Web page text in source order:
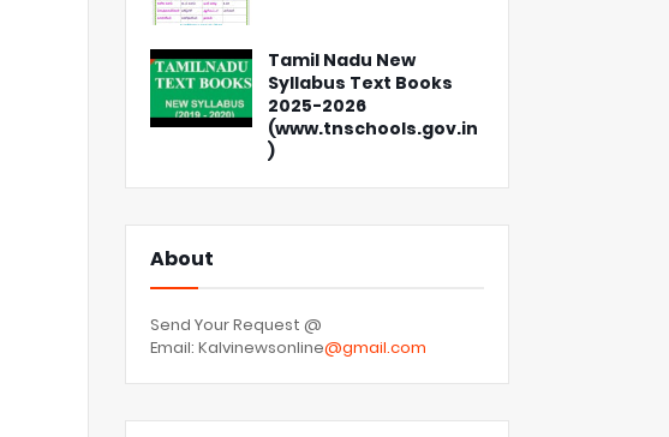
Tamil Nadu New
Syllabus Text Books
2025-2026
(www.tnschools.gov.in
)
About
Send Your Request @
Email: Kalvinewsonline@gmail.com